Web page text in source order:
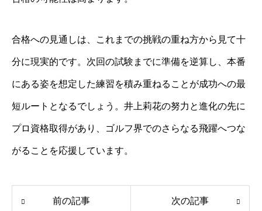
合格への見通しは、これまでの挑戦の重ね方から見て十
分に現実的です。次回の試験までに準備を逆算し、本番
にある姿を想定した練習を積み重ねることが成功への最
短ルートとなるでしょう。井上莉花の努力と進化の先に
プロ資格取得があり、ゴルフ界でのさらなる飛躍へつな
がることを応援しています。
前の記事 次の記事